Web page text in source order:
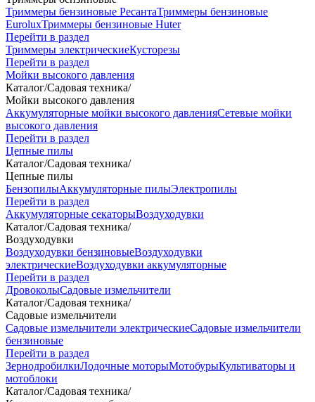
Триммеры бензиновые РесантаТриммеры бензиновые
EuroluxТриммеры бензиновые Huter
Перейти в раздел
Триммеры электрическиеКусторезы
Перейти в раздел
Мойки высокого давления
Каталог/Садовая техника/
Мойки высокого давления
Аккумуляторные мойки высокого давленияСетевые мойки
высокого давления
Перейти в раздел
Цепные пилы
Каталог/Садовая техника/
Цепные пилы
БензопилыАккумуляторные пилыЭлектропилы
Перейти в раздел
Аккумуляторные секаторыВоздуходувки
Каталог/Садовая техника/
Воздуходувки
Воздуходувки бензиновыеВоздуходувки
электрическиеВоздуходувки аккумуляторные
Перейти в раздел
ДровоколыСадовые измельчители
Каталог/Садовая техника/
Садовые измельчители
Садовые измельчители электрическиеСадовые измельчители
бензиновые
Перейти в раздел
ЗернодробилкиЛодочные моторыМотобурыКультиваторы и
мотоблоки
Каталог/Садовая техника/